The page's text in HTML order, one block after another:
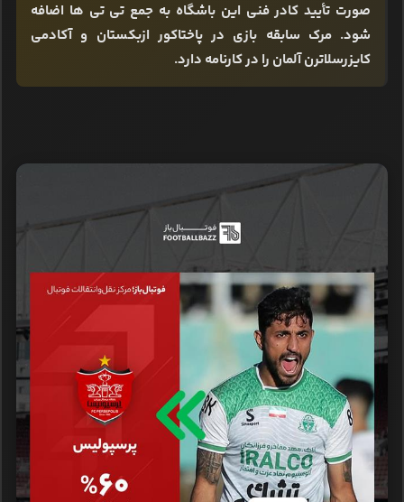
صورت تأیید کادر فنی این باشگاه به جمع تی تی ها اضافه
شود. مرک سابقه بازی در پاختاکور ازبکستان و آکادمی
کایزرسلاترن آلمان را در کارنامه دارد.